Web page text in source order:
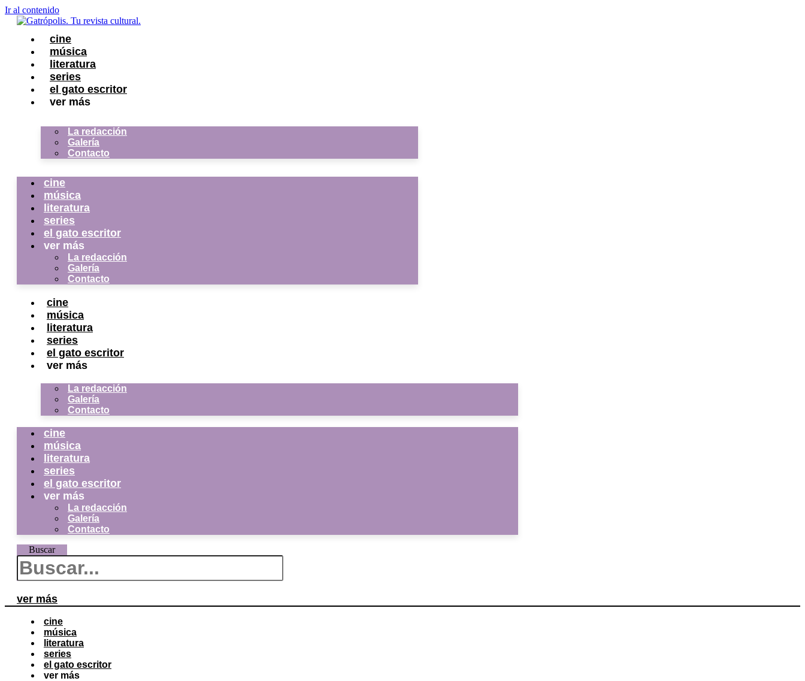
Ir al contenido
cine
música
literatura
series
el gato escritor
ver más
La redacción
Galería
Contacto
cine
música
literatura
series
el gato escritor
ver más
La redacción
Galería
Contacto
cine
música
literatura
series
el gato escritor
ver más
La redacción
Galería
Contacto
cine
música
literatura
series
el gato escritor
ver más
La redacción
Galería
Contacto
Buscar
ver más
cine
música
literatura
series
el gato escritor
ver más